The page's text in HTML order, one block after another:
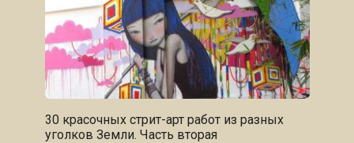
30 красочных стрит-арт работ из разных
уголков Земли. Часть вторая